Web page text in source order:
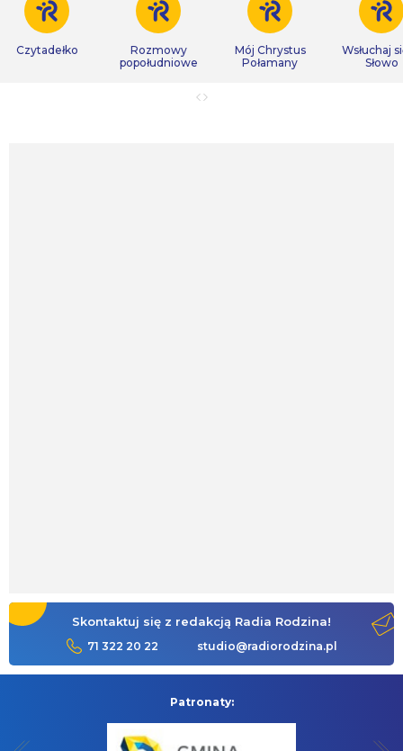
Czytadełko
Rozmowy
popołudniowe
Mój Chrystus
Połamany
Wsłuchaj
Słowo
Skontaktuj się z redakcją Radia Rodzina!
71 322 20 22 studio@radiorodzina.pl
Patronaty: